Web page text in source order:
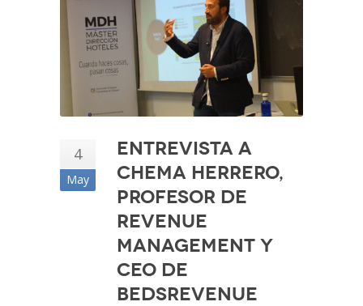
4
May
Entrevista a
Chema Herrero,
profesor de
Revenue
Management y
CEO de
BedsRevenue